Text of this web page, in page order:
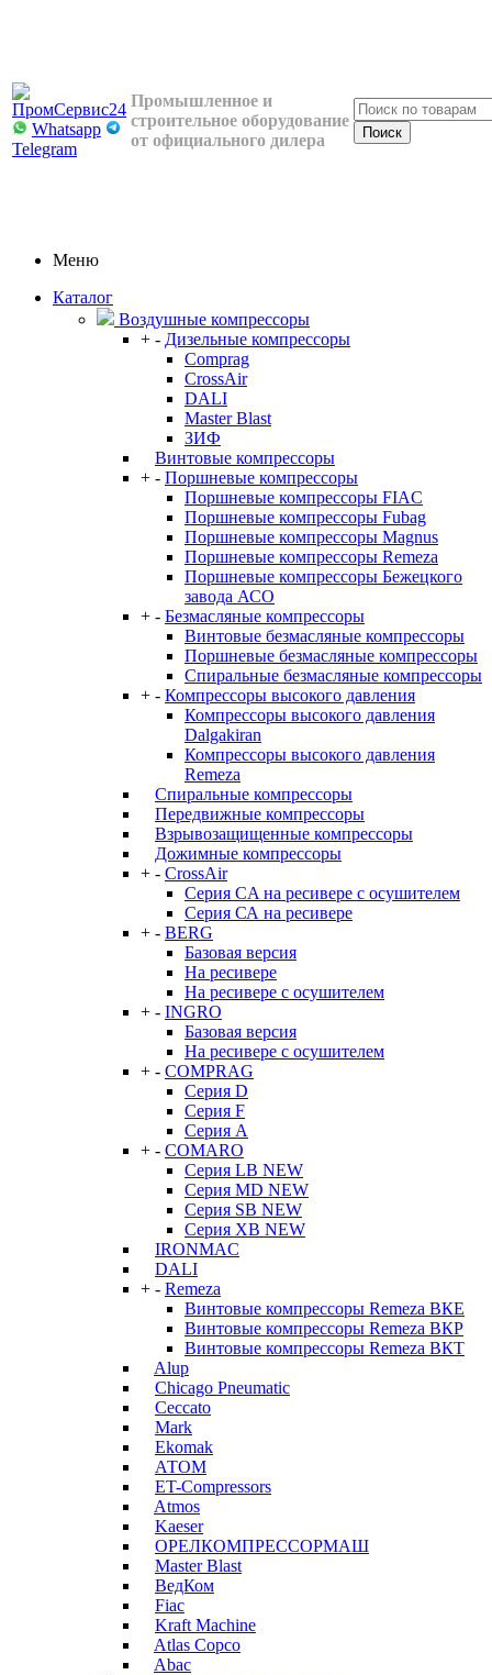
Whatsapp
Telegram
Промышленное и
строительное оборудование
от официального дилера
Меню
Каталог
Воздушные компрессоры
+ - Дизельные компрессоры
Comprag
CrossAir
DALI
Master Blast
ЗИФ
Винтовые компрессоры
+ - Поршневые компрессоры
Поршневые компрессоры FIAC
Поршневые компрессоры Fubag
Поршневые компрессоры Magnus
Поршневые компрессоры Remeza
Поршневые компрессоры Бежецкого
завода АСО
+ - Безмасляные компрессоры
Винтовые безмасляные компрессоры
Поршневые безмасляные компрессоры
Спиральные безмасляные компрессоры
+ - Компрессоры высокого давления
Компрессоры высокого давления
Dalgakiran
Компрессоры высокого давления
Remeza
Спиральные компрессоры
Передвижные компрессоры
Взрывозащищенные компрессоры
Дожимные компрессоры
+ - CrossAir
Серия CA на ресивере с осушителем
Серия СА на ресивере
+ - BERG
Базовая версия
На ресивере
На ресивере с осушителем
+ - INGRO
Базовая версия
На ресивере с осушителем
+ - COMPRAG
Серия D
Серия F
Серия А
+ - COMARO
Серия LB NEW
Серия MD NEW
Серия SB NEW
Серия XB NEW
IRONMAC
DALI
+ - Remeza
Винтовые компрессоры Remeza ВКЕ
Винтовые компрессоры Remeza ВКР
Винтовые компрессоры Remeza ВКТ
Alup
Chicago Pneumatic
Ceccato
Mark
Ekomak
АТОМ
ET-Compressors
Atmos
Kaeser
ОРЕЛКОМПРЕССОРМАШ
Master Blast
ВедКом
Fiac
Kraft Machine
Atlas Copco
Abac